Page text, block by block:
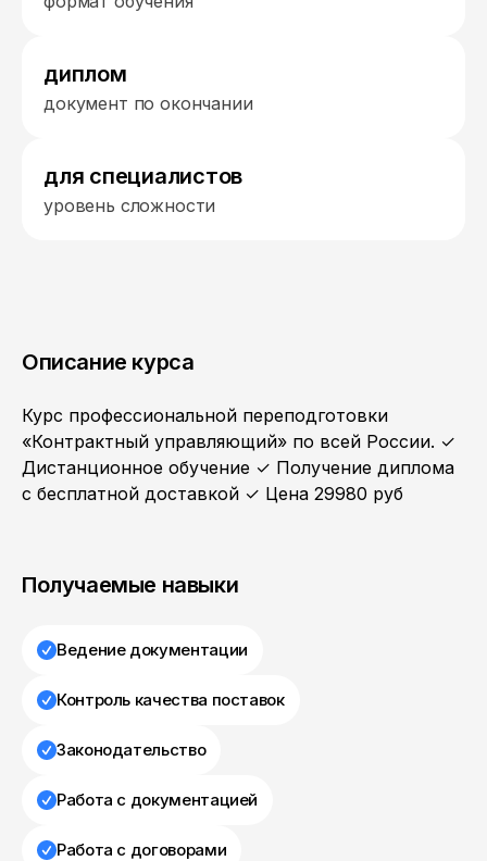
диплом
документ по окончании
для специалистов
уровень сложности
Описание курса
Курс профессиональной переподготовки
«Контрактный управляющий» по всей России. ✓
Дистанционное обучение ✓ Получение диплома
с бесплатной доставкой ✓ Цена 29980 руб
Получаемые навыки
Ведение документации
Контроль качества поставок
Законодательство
Работа с документацией
Работа с договорами